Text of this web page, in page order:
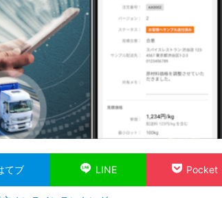
てブ LINE Pocket